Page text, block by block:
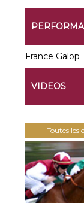
France Galop
VIDEOS
Toutes les